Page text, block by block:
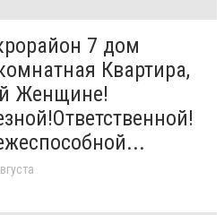
7 дом
Квартира,
Женщине!